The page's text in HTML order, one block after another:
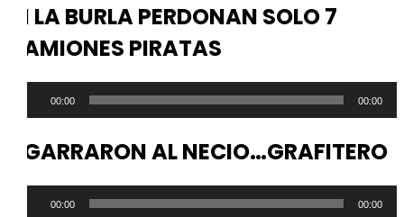
NI LA BURLA PERDONAN SOLO 7
CAMIONES PIRATAS
audio
00:00 00:00
AGARRARON AL NECIO…GRAFITERO
00:00 00:00